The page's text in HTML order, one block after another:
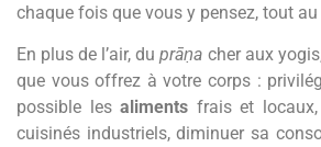
chaque fois que vous y pensez, tout
En plus de l’air, duprāṇa cher aux
que vous offrez à votre corps :
possible les aliments frais et
cuisinés industriels, diminuer sa